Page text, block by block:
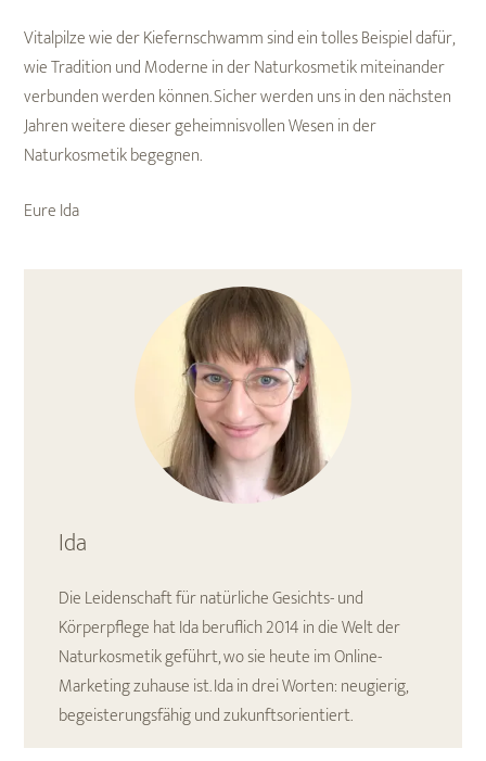
Vitalpilze wie der Kiefernschwamm sind ein tolles Beispiel dafür,
wie Tradition und Moderne in der Naturkosmetik miteinander
verbunden werden können. Sicher werden uns in den nächsten
Jahren weitere dieser geheimnisvollen Wesen in der
Naturkosmetik begegnen.
Eure Ida
Ida
Die Leidenschaft für natürliche Gesichts- und
Körperpflege hat Ida beruflich 2014 in die Welt der
Naturkosmetik geführt, wo sie heute im Online-
Marketing zuhause ist. Ida in drei Worten: neugierig,
begeisterungsfähig und zukunftsorientiert.